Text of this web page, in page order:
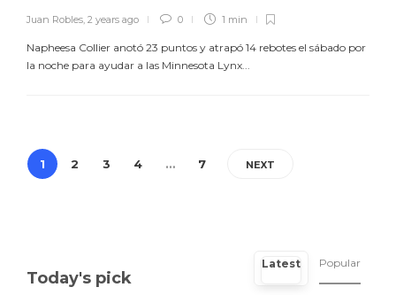
Juan Robles, 2 years ago 0 1 min
Napheesa Collier anotó 23 puntos y atrapó 14 rebotes el sábado por
la noche para ayudar a las Minnesota Lynx...
1 2 3 4 … 7 NEXT
Today's pick
Latest Popular